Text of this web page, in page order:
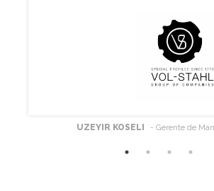
UZEYIR KOSELI - Gerente de